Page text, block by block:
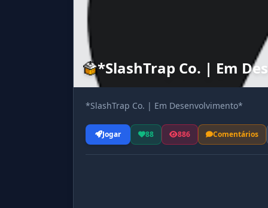
*SlashTrap Co. | Em
*SlashTrap Co. | Em Desenvolvimento*
Jogar 88 886 Comentários